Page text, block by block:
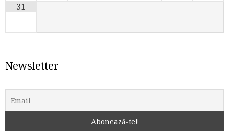
31
Newsletter